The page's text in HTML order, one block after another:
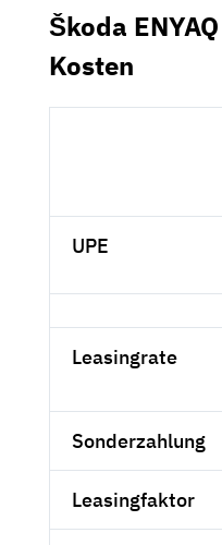
Škoda
Kosten
UPE
Leasingrate
Sonderzahlung
Leasingfaktor